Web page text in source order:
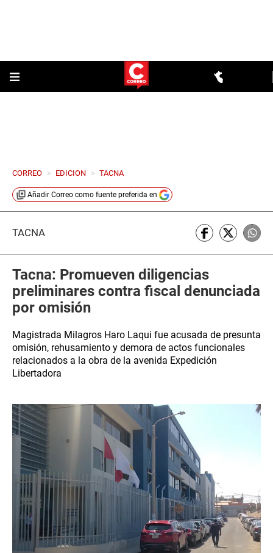
CORREO > EDICION > TACNA
Añadir Correo como fuente preferida en
TACNA
Tacna: Promueven diligencias
preliminares contra fiscal denunciada
por omisión
Magistrada Milagros Haro Laqui fue acusada de presunta
omisión, rehusamiento y demora de actos funcionales
relacionados a la obra de la avenida Expedición
Libertadora